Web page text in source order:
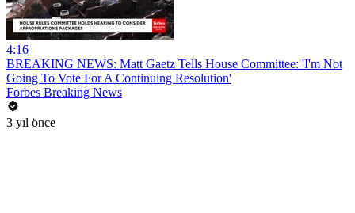
4:16
BREAKING NEWS: Matt Gaetz Tells House Committee: 'I'm Not
Going To Vote For A Continuing Resolution'
Forbes Breaking News
3 yıl önce